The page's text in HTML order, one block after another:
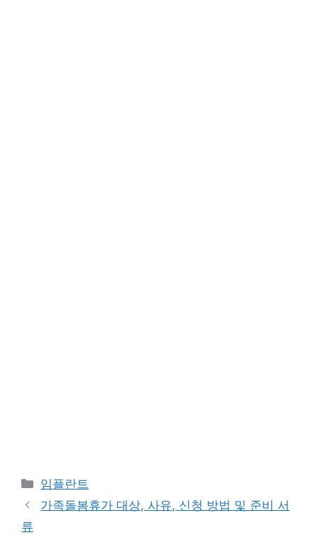
카
테
임플란트
가족돌봄휴가 대상, 사유, 신청 방법 및 준비 서
류